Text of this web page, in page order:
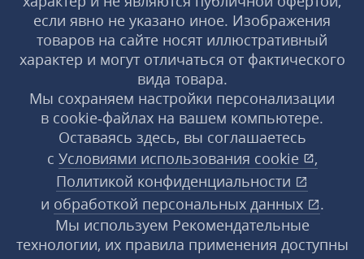
если явно не указано иное. Изображения
товаров на сайте носят иллюстративный
характер и могут отличаться от фактического
вида товара.
Мы сохраняем настройки персонализации
в cookie‑файлах на вашем компьютере.
Оставаясь здесь, вы соглашаетесь
с Условиями использования cookie
,
Политикой конфиденциальности
и обработкой персональных данных
.
Мы используем Рекомендательные
технологии, их правила применения доступны